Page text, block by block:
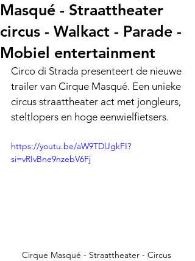
Masqué - Straattheater
circus - Walkact - Parade -
Mobiel entertainment
Circo di Strada presenteert de nieuwe
trailer van Cirque Masqué. Een unieke
circus straattheater act met jongleurs,
steltlopers en hoge eenwielfietsers.
https://youtu.be/aW9TDlJgkFI?
si=vRIvBne9nzebV6Fj
Cirque Masqué - Straattheater - Circus